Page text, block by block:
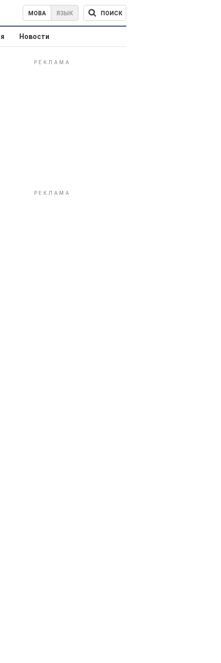
МОВА ЯЗЫК ПОИСК
Новости